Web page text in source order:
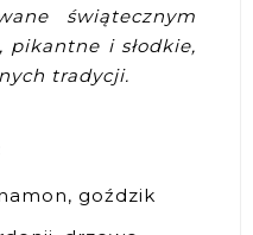
świątecznym
pikantne i słodkie,
tradycji.
goździk